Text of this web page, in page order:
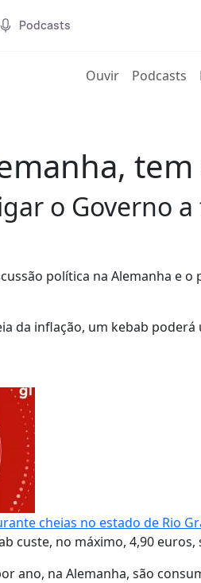
Podcasts
Ouvir(current)
Podcasts
o Governo
política na Alemanha e
da inflação, um kebab
cheias no estado de Rio
custe, no máximo, 4,90
ano, na Alemanha, são